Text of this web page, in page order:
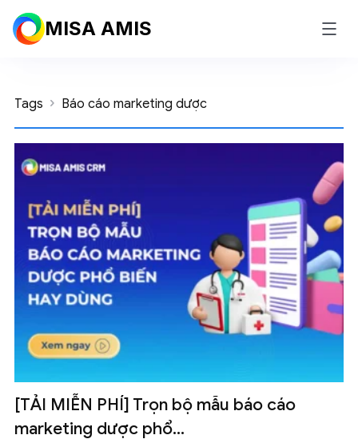
MISA AMIS
Tags Báo cáo marketing dược
[TẢI MIỄN PHÍ] Trọn bộ mẫu báo cáo
marketing dược phổ...